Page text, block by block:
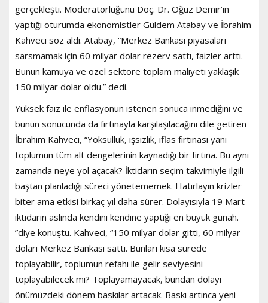
gerçekleşti. Moderatörlüğünü Doç. Dr. Oğuz Demir’in
yaptığı oturumda ekonomistler Güldem Atabay ve İbrahim
Kahveci söz aldı. Atabay, “Merkez Bankası piyasaları
sarsmamak için 60 milyar dolar rezerv sattı, faizler arttı.
Bunun kamuya ve özel sektöre toplam maliyeti yaklaşık
150 milyar dolar oldu.” dedi.
Yüksek faiz ile enflasyonun istenen sonuca inmediğini ve
bunun sonucunda da fırtınayla karşılaşılacağını dile getiren
İbrahim Kahveci, “Yoksulluk, işsizlik, iflas fırtınası yani
toplumun tüm alt dengelerinin kaynadığı bir fırtına. Bu aynı
zamanda neye yol açacak? İktidarın seçim takvimiyle ilgili
baştan planladığı süreci yönetememek. Hatırlayın krizler
biter ama etkisi birkaç yıl daha sürer. Dolayısıyla 19 Mart
iktidarın aslında kendini kendine yaptığı en büyük günah.
”diye konuştu. Kahveci, “150 milyar dolar gitti, 60 milyar
doları Merkez Bankası sattı. Bunları kısa sürede
toplayabilir, toplumun refahı ile gelir seviyesini
toplayabilecek mi? Toplayamayacak, bundan dolayı
önümüzdeki dönem baskılar artacak. Baskı artınca yeni